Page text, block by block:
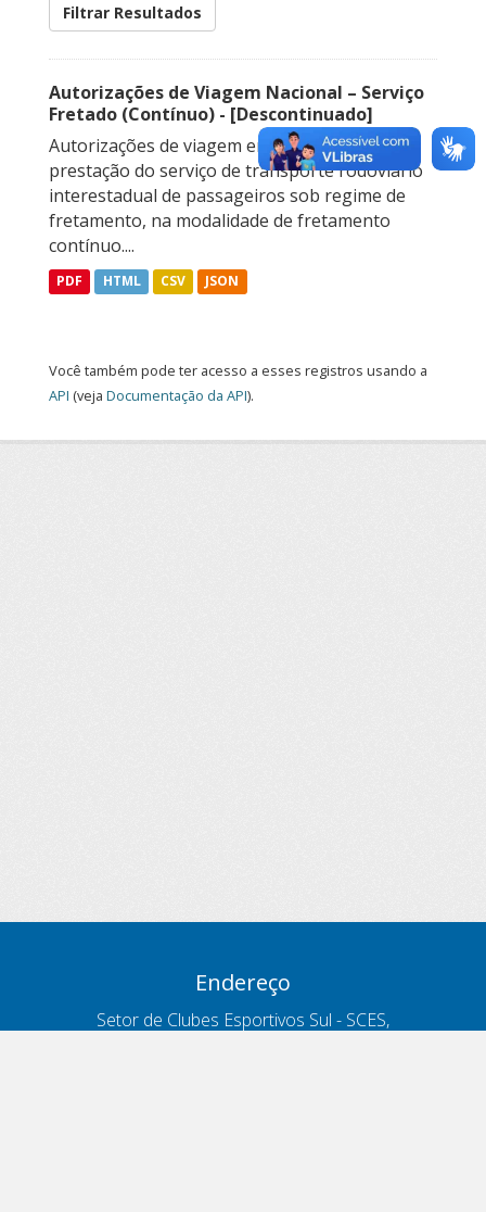
Filtrar Resultados
Autorizações de Viagem Nacional – Serviço
Fretado (Contínuo) - [Descontinuado]
Autorizações de viagem emitidas para a
prestação do serviço de transporte rodoviário
interestadual de passageiros sob regime de
fretamento, na modalidade de fretamento
contínuo....
PDF HTML CSV JSON
Você também pode ter acesso a esses registros usando a
API (veja Documentação da API).
Endereço
Setor de Clubes Esportivos Sul - SCES,